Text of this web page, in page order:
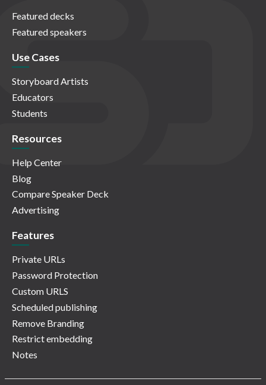
Featured decks
Featured speakers
Use Cases
Storyboard Artists
Educators
Students
Resources
Help Center
Blog
Compare Speaker Deck
Advertising
Features
Private URLs
Password Protection
Custom URLS
Scheduled publishing
Remove Branding
Restrict embedding
Notes